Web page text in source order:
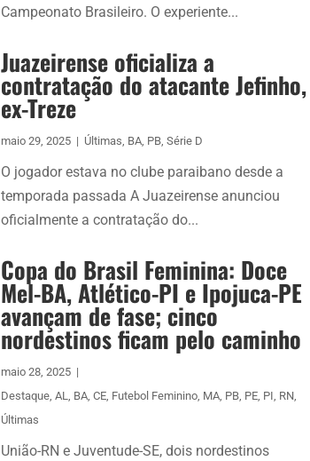
Campeonato Brasileiro. O experiente...
Juazeirense oficializa a
contratação do atacante Jefinho,
ex-Treze
maio 29, 2025 | Últimas, BA, PB, Série D
O jogador estava no clube paraibano desde a
temporada passada A Juazeirense anunciou
oficialmente a contratação do...
Copa do Brasil Feminina: Doce
Mel-BA, Atlético-PI e Ipojuca-PE
avançam de fase; cinco
nordestinos ficam pelo caminho
maio 28, 2025 |
Destaque, AL, BA, CE, Futebol Feminino, MA, PB, PE, PI, RN,
Últimas
União-RN e Juventude-SE, dois nordestinos